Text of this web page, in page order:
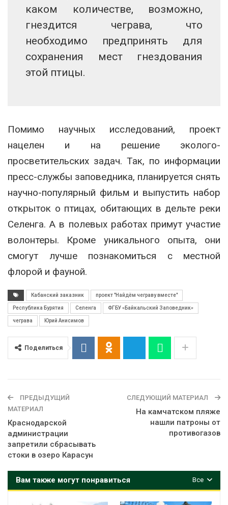
каком количестве, возможно,
гнездится чеграва, что
необходимо предпринять для
сохранения мест гнездования
этой птицы.
Помимо научных исследований, проект
нацелен и на решение эколого-
просветительских задач. Так, по информации
пресс-службы заповедника, планируется снять
научно-популярный фильм и выпустить набор
открыток о птицах, обитающих в дельте реки
Селенга. А в полевых работах примут участие
волонтеры. Кроме уникального опыта, они
смогут лучше познакомиться с местной
флорой и фауной.
Кабанский заказник проект "Найдём чеграву вместе"
Республика Бурятия Селенга ФГБУ «Байкальский Заповедник»
чеграва Юрий Анисимов
Поделиться
ПРЕДЫДУЩИЙ
МАТЕРИАЛ
Краснодарской
администрации
запретили сбрасывать
стоки в озеро Карасун
СЛЕДУЮЩИЙ МАТЕРИАЛ
На камчатском пляже
нашли патроны от
противогазов
Все
Вам также могут понравиться